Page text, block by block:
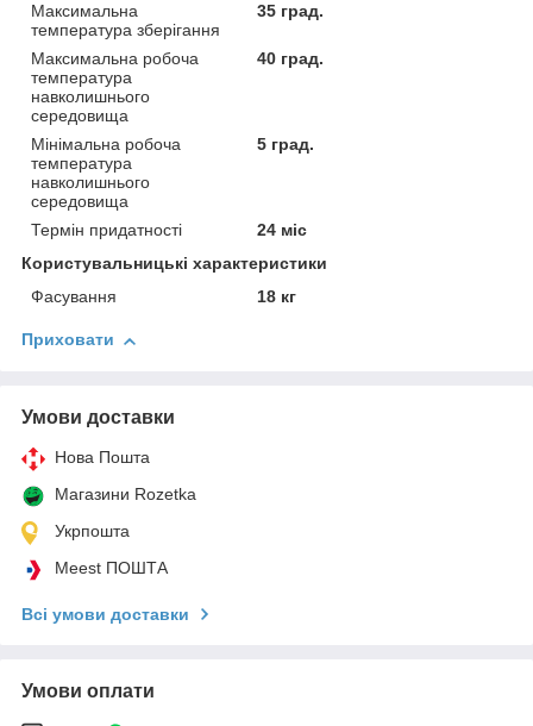
Максимальна
температура зберігання
35 град.
Максимальна робоча
температура
навколишнього
середовища
40 град.
Мінімальна робоча
температура
навколишнього
середовища
5 град.
Термін придатності
24 міс
Користувальницькі характеристики
Фасування
18 кг
Приховати
Умови доставки
Нова Пошта
Магазини Rozetka
Укрпошта
Meest ПОШТА
Всі умови доставки
Умови оплати